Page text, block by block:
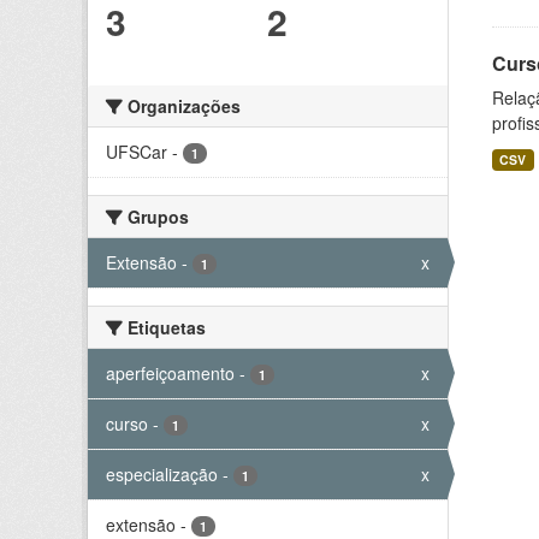
3 2
Organizações
UFSCar - 1
Grupos
Extensão - 1 x
Etiquetas
aperfeiçoamento - 1 x
curso - 1 x
especialização - 1 x
extensão - 1
CSV